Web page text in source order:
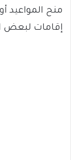
منح المواعيد
إقامات لبعض